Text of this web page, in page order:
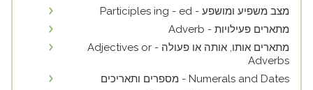
מצב משפיע ומושפע - Participles ing - ed
מתארים פעילויות - Adverb
מתארים אותו, אותה או פעולה - Adjectives or
Adverbs
Numerals and Dates - מספרים ותאריכים